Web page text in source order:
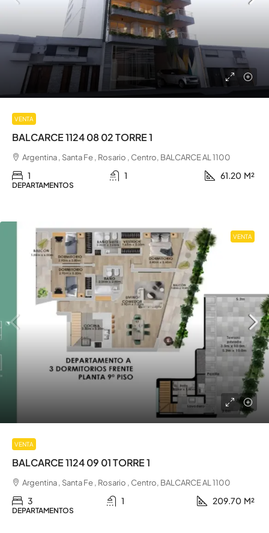
VENTA
BALCARCE 1124 08 02 TORRE 1
Argentina , Santa Fe , Rosario , Centro, BALCARCE AL 1100
1 1 61.20 M²
DEPARTAMENTOS
VENTA
VENTA
BALCARCE 1124 09 01 TORRE 1
Argentina , Santa Fe , Rosario , Centro, BALCARCE AL 1100
3 1 209.70 M²
DEPARTAMENTOS